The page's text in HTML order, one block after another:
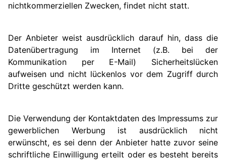
nichtkommerziellen Zwecken, findet nicht statt.
Der Anbieter weist ausdrücklich darauf hin, dass die
Datenübertragung im Internet (z.B. bei der
Kommunikation per E-Mail) Sicherheitslücken
aufweisen und nicht lückenlos vor dem Zugriff durch
Dritte geschützt werden kann.
Die Verwendung der Kontaktdaten des Impressums zur
gewerblichen Werbung ist ausdrücklich nicht
erwünscht, es sei denn der Anbieter hatte zuvor seine
schriftliche Einwilligung erteilt oder es besteht bereits